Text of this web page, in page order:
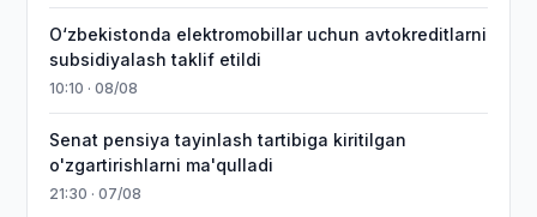
O‘zbekistonda elektromobillar uchun avtokreditlarni
subsidiyalash taklif etildi
10:10 · 08/08
Senat pensiya tayinlash tartibiga kiritilgan
o'zgartirishlarni ma'qulladi
21:30 · 07/08